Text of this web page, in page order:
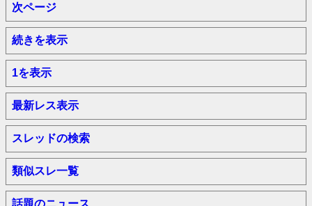
次ページ
続きを表示
1を表示
最新レス表示
スレッドの検索
類似スレ一覧
話題のニュース